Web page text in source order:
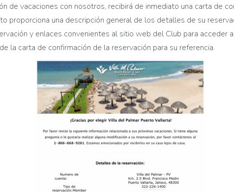
de vacaciones con nosotros, recibirá de inmediato una carta de
proporciona una descripción general de los detalles de su reserva
ción y enlaces convenientes al sitio web del Club para acceder
la carta de confirmación de la reservación para su referencia.